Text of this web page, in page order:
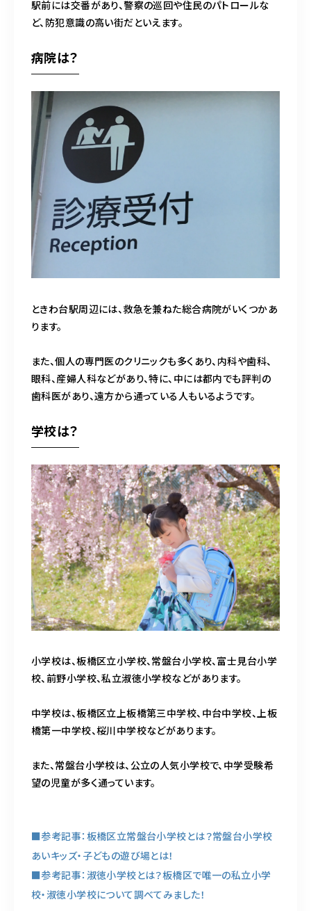
駅前には交番があり、警察の巡回や住民のパトロールな
ど、防犯意識の高い街だといえます。
病院は？
ときわ台駅周辺には、救急を兼ねた総合病院がいくつかあ
ります。
また、個人の専門医のクリニックも多くあり、内科や歯科、
眼科、産婦人科などがあり、特に、中には都内でも評判の
歯科医があり、遠方から通っている人もいるようです。
学校は？
小学校は、板橋区立小学校、常盤台小学校、富士見台小学
校、前野小学校、私立淑徳小学校などがあります。
中学校は、板橋区立上板橋第三中学校、中台中学校、上板
橋第一中学校、桜川中学校などがあります。
また、常盤台小学校は、公立の人気小学校で、中学受験希
望の児童が多く通っています。
■参考記事：板橋区立常盤台小学校とは？常盤台小学校
あいキッズ・子どもの遊び場とは！
■参考記事：淑徳小学校とは？板橋区で唯一の私立小学
校・淑徳小学校について調べてみました！